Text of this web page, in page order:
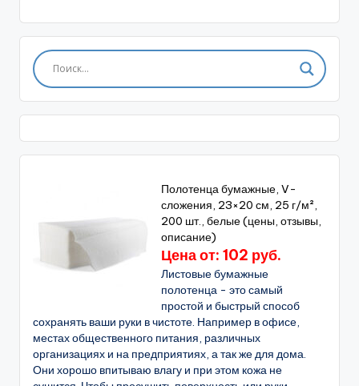
Полотенца бумажные, V-
сложения, 23×20 см, 25 г/м²,
200 шт., белые (цены, отзывы,
описание)
Цена от: 102 руб.
Листовые бумажные
полотенца - это самый
простой и быстрый способ
сохранять ваши руки в чистоте. Например в офисе,
местах общественного питания, различных
организациях и на предприятиях, а так же для дома.
Они хорошо впитываю влагу и при этом кожа не